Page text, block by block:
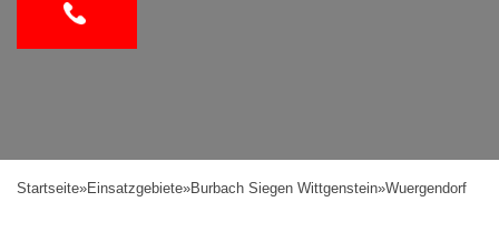
Startseite»Einsatzgebiete»Burbach Siegen Wittgenstein»Wuergendorf